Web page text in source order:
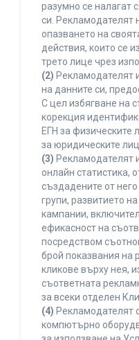
разумно се налагат
си. Рекламодателят
опазването на
действия, които се
трето лице чрез
(2) Рекламодателят
на данните си,
С цел избягване на
корекция
ЕГН за физическите
за юридическите
(3) Рекламодателят
онлайн статистика,
създадените от
групи, развитието
кампании,
ефикасност на
посредством
брой показвания на
кликове върху нея,
съответната
за всеки отделен
(4) Рекламодателят
компютърно